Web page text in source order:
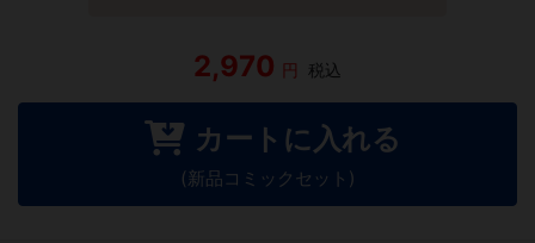
2,970 円 税込
カートに入れる
(新品コミックセット)